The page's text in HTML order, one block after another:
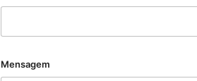
Mensagem